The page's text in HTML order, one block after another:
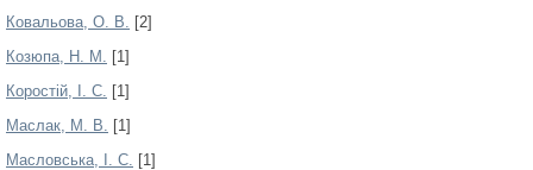
Ковальова, О. В. [2]
Козюпа, Н. М. [1]
Коростій, І. С. [1]
Маслак, М. В. [1]
Масловська, І. С. [1]